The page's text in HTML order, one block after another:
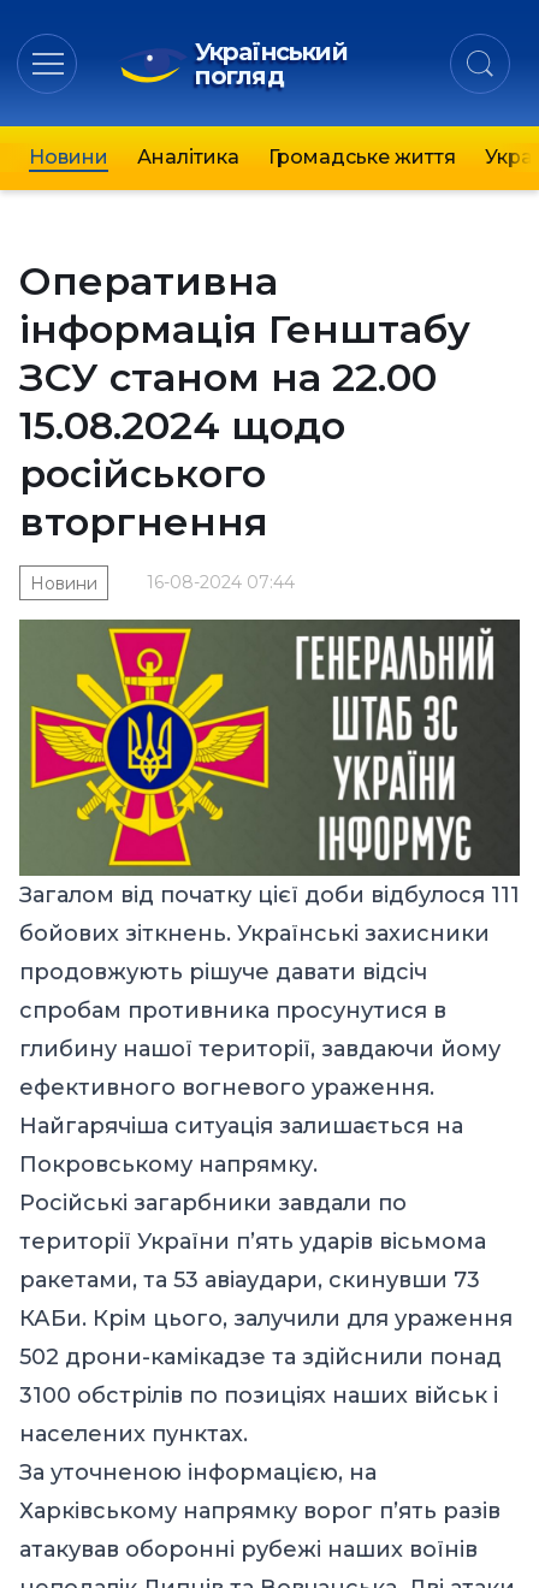
Український
погляд
Новини Аналітика Громадське життя
Оперативна
інформація Генштабу
ЗСУ станом на 22.00
15.08.2024 щодо
російського
вторгнення
16-08-2024 07:44
Новини
Загалом від початку цієї доби відбулося 111
бойових зіткнень. Українські захисники
продовжують рішуче давати відсіч
спробам противника просунутися в
глибину нашої території, завдаючи йому
ефективного вогневого ураження.
Найгарячіша ситуація залишається на
Покровському напрямку.
Російські загарбники завдали по
території України п’ять ударів вісьмома
ракетами, та 53 авіаудари, скинувши 73
КАБи. Крім цього, залучили для ураження
502 дрони-камікадзе та здійснили понад
3100 обстрілів по позиціях наших військ і
населених пунктах.
За уточненою інформацією, на
Харківському напрямку ворог п’ять разів
атакував оборонні рубежі наших воїнів